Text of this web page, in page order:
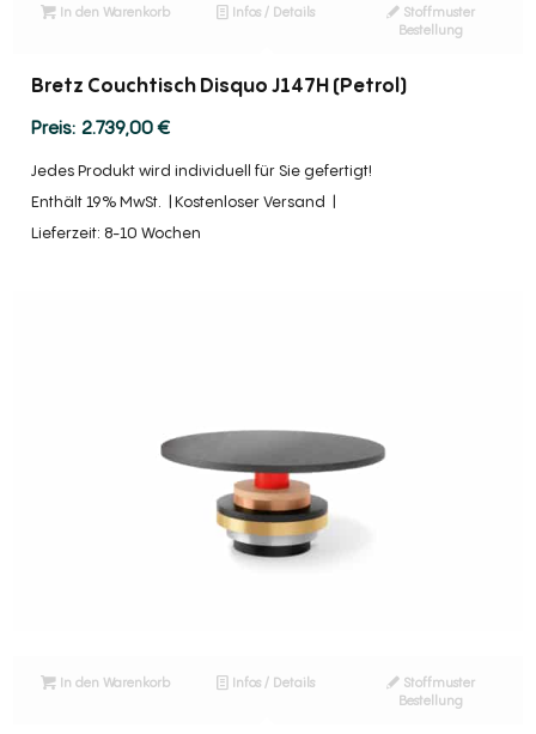
In den Warenkorb Infos / Details
Stoffmuster
Bestellung
Bretz Couchtisch Disquo J147H (Petrol)
2.739,00€
Jedes Produkt wird individuell für Sie gefertigt!
Enthält 19% MwSt.
Kostenloser Versand
Lieferzeit: 8-10 Wochen
In den Warenkorb Infos / Details
Stoffmuster
Bestellung